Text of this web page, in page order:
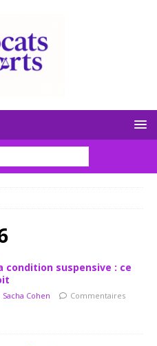
condition suspensive : ce
Sacha Cohen
Commentaires